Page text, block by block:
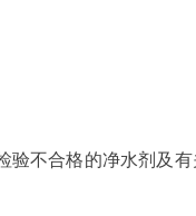
不合格的净水剂及